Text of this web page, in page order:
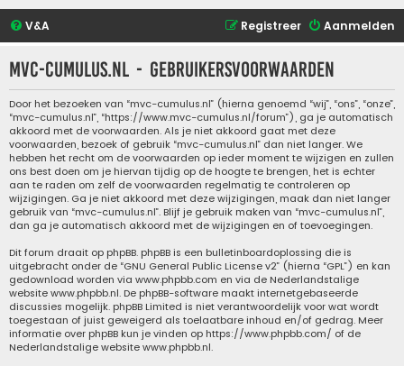
V&A Aanmelden
Registreer
mvc-cumulus.nl - Gebruikersvoorwaarden
Door het bezoeken van “mvc-cumulus.nl” (hierna genoemd “wij”, “ons”, “onze”,
“mvc-cumulus.nl”, “https://www.mvc-cumulus.nl/forum”), ga je automatisch
akkoord met de voorwaarden. Als je niet akkoord gaat met deze
voorwaarden, bezoek of gebruik “mvc-cumulus.nl” dan niet langer. We
hebben het recht om de voorwaarden op ieder moment te wijzigen en zullen
ons best doen om je hiervan tijdig op de hoogte te brengen, het is echter
aan te raden om zelf de voorwaarden regelmatig te controleren op
wijzigingen. Ga je niet akkoord met deze wijzigingen, maak dan niet langer
gebruik van “mvc-cumulus.nl”. Blijf je gebruik maken van “mvc-cumulus.nl”,
dan ga je automatisch akkoord met de wijzigingen en of toevoegingen.
Dit forum draait op phpBB. phpBB is een bulletinboardoplossing die is
uitgebracht onder de “GNU General Public License v2” (hierna “GPL”) en kan
gedownload worden via www.phpbb.com en via de Nederlandstalige
websitewww.phpbb.nl. De phpBB-software maakt internetgebaseerde
discussies mogelijk. phpBB Limited is niet verantwoordelijk voor wat wordt
toegestaan of juist geweigerd als toelaatbare inhoud en/of gedrag. Meer
informatie over phpBB kun je vinden op https://www.phpbb.com/ of de
Nederlandstalige websitewww.phpbb.nl.